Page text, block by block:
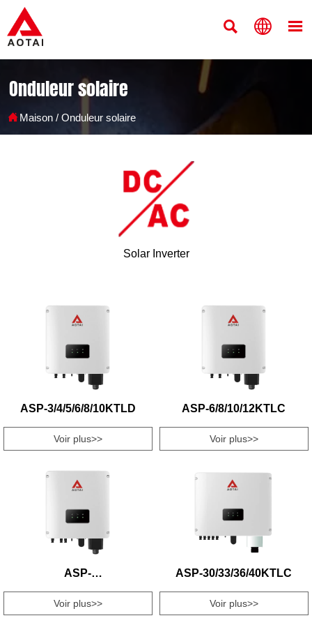
  
Onduleur solaire
Maison / Onduleur solaire
Solar Inverter
ASP-3/4/5/6/8/10KTLD
Voir plus>>
ASP-6/8/10/12KTLC
Voir plus>>
ASP-
15/17/20/23/25/28KTLC
Voir plus>>
ASP-30/33/36/40KTLC
Voir plus>>